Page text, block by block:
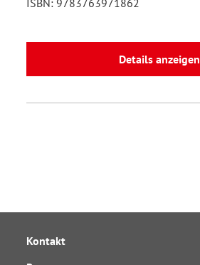
ISBN: 9783763971862
Details anzeigen
Kontakt